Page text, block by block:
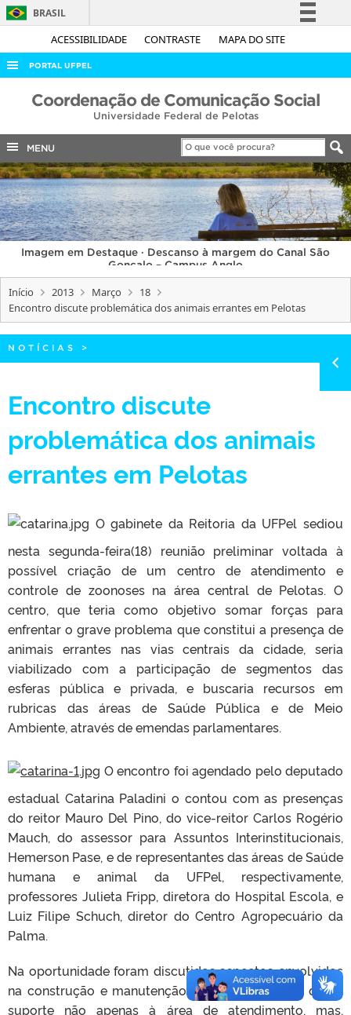
ACESSIBILIDADE CONTRASTE MAPA DO SITE
BRASIL
Simplifique!
Acesso à informação
Legislação
Canais
PORTAL UFPEL
ACESSO À INFORMAÇÃO
COBALTO
CONCURSOS
EDITAIS
INTERNACIONAL
OUVIDORIA
PORTARIAS
TELEFONES
Coordenação de Comunicação Social
Universidade Federal de Pelotas
MENU
Imagem em Destaque · Descanso à margem do Canal São
Gonçalo – Campus Anglo
Início 2013 Março
18
Encontro discute problemática dos animais errantes em Pelotas
NOTÍCIAS >
Encontro discute
problemática dos animais
errantes em Pelotas
O gabinete da Reitoria da UFPel sediou
nesta segunda-feira(18) reunião preliminar voltada à
possível criação de um centro de atendimento e
controle de zoonoses na área central de Pelotas. O
centro, que teria como objetivo somar forças para
enfrentar o grave problema que constitui a presença de
animais errantes nas vias centrais da cidade, seria
viabilizado com a participação de segmentos das
esferas pública e privada, e buscaria recursos em
rubricas das áreas de Saúde Pública e de Meio
Ambiente, através de emendas parlamentares.
O encontro foi agendado pelo deputado
estadual Catarina Paladini o contou com as presenças
do reitor Mauro Del Pino, do vice-reitor Carlos Rogério
Mauch, do assessor para Assuntos Interinstitucionais,
Hemerson Pase, e de representantes das áreas de Saúde
humana e animal da UFPel, respectivamente,
professores Julieta Fripp, diretora do Hospital Escola, e
Luiz Filipe Schuch, diretor do Centro Agropecuário da
Palma.
Na oportunidade foram discutidos aspectos envolvidos
na construção e manutenção de um centro que desse
suporte não apenas à área de atendimento, mas,